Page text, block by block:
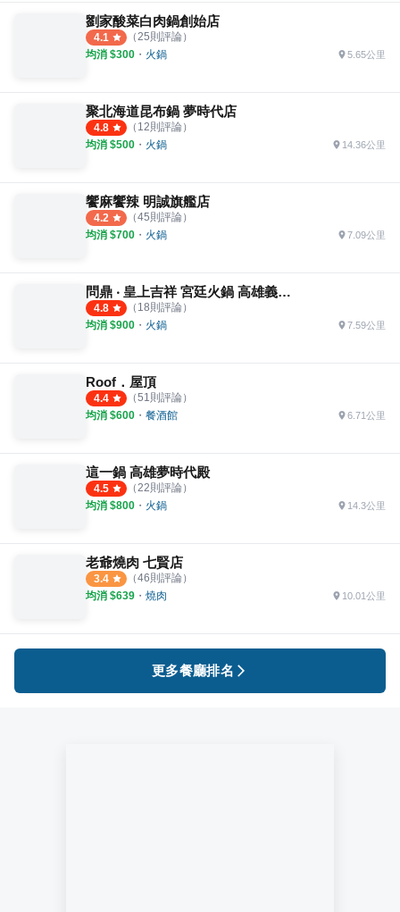
劉家酸菜白肉鍋創始店
4.1 （25則評論）
均消 $300 ・ 火鍋 5.65公里
聚北海道昆布鍋 夢時代店
4.8 （ 12則評論）
均消 $500 ・ 火鍋 14.36公里
饗麻饗辣 明誠旗艦店
4.2 （45則評論）
均消 $700 ・ 火鍋 7.09公里
問鼎 ‧ 皇上吉祥 宮廷火鍋 高雄義享店
4.8 （ 18則評論）
均消 $900 ・ 火鍋 7.59公里
Roof．屋頂
4.4 （51則評論）
均消 $600 ・ 餐酒館 6.71公里
這一鍋 高雄夢時代殿
4.5 （22則評論）
均消 $800 ・ 火鍋 14.3公里
老爺燒肉 七賢店
3.4 （46則評論）
均消 $639 ・ 燒肉 10.01公里
更多餐廳排名